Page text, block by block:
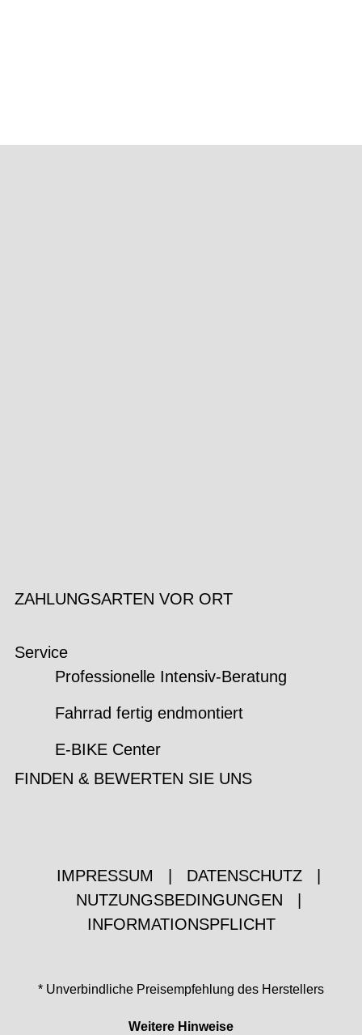
ZAHLUNGSARTEN VOR ORT
Service
Professionelle Intensiv-Beratung
Fahrrad fertig endmontiert
E-BIKE Center
FINDEN & BEWERTEN SIE UNS
IMPRESSUM DATENSCHUTZ
NUTZUNGSBEDINGUNGEN
INFORMATIONSPFLICHT
* Unverbindliche Preisempfehlung des Herstellers
Weitere Hinweise